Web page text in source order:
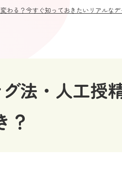
わる？今すぐ知っておきたいリアルな
法・人工授
？